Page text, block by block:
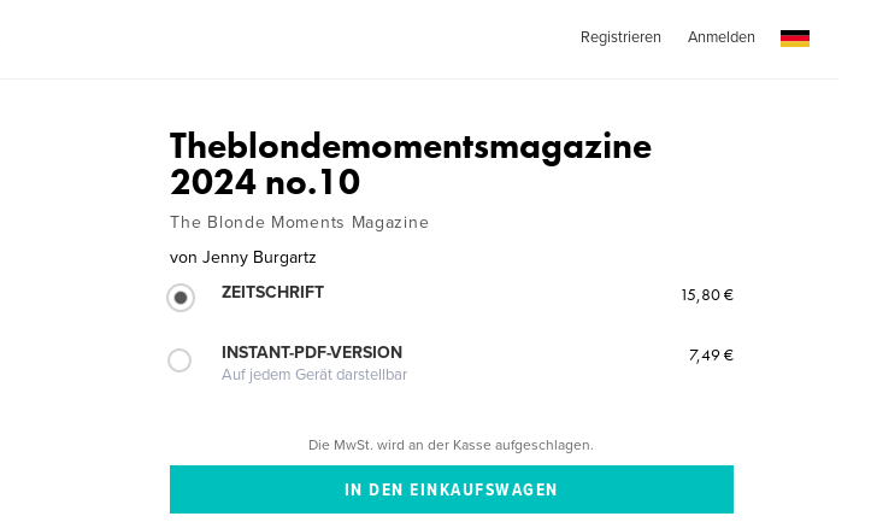
Registrieren Anmelden
Theblondemomentsmagazine
2024 no.10
The Blonde Moments Magazine
von Jenny Burgartz
ZEITSCHRIFT
15,80 €
INSTANT-PDF-VERSION
Auf jedem Gerät darstellbar
7,49 €
Die MwSt. wird an der Kasse aufgeschlagen.